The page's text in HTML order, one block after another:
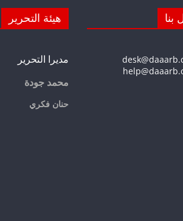
بنا هيئة التحرير
مديرا التحرير
محمد جودة
حنان فكري